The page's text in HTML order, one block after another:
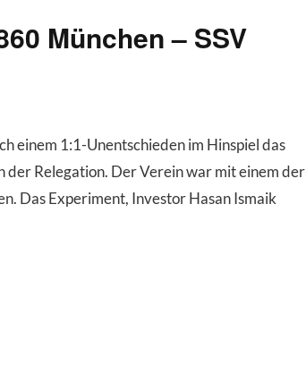
München – SSV
einem 1:1-Unentschieden im Hinspiel das
der Relegation. Der Verein war mit einem der
Das Experiment, Investor Hasan Ismaik